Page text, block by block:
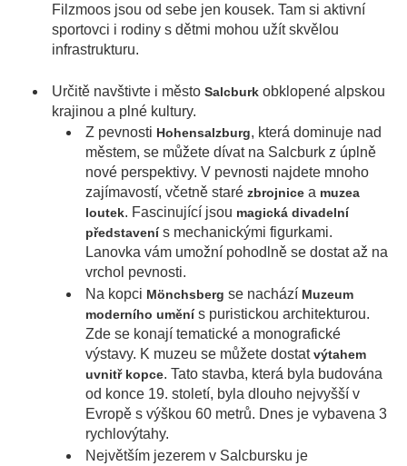
Filzmoos jsou od sebe jen kousek. Tam si aktivní
sportovci i rodiny s dětmi mohou užít skvělou
infrastrukturu.
Určitě navštivte i město Salcburk obklopené alpskou
krajinou a plné kultury.
Z pevnosti Hohensalzburg, která dominuje nad
městem, se můžete dívat na Salcburk z úplně
nové perspektivy. V pevnosti najdete mnoho
zajímavostí, včetně staré zbrojnice a muzea
loutek. Fascinující jsou magická divadelní
představenís mechanickými figurkami.
Lanovka vám umožní pohodlně se dostat až na
vrchol pevnosti.
Na kopci Mönchsberg se nachází Muzeum
moderního uměnís puristickou architekturou.
Zde se konají tematické a monografické
výstavy. K muzeu se můžete dostatvýtahem
uvnitř kopce. Tato stavba, která byla budována
od konce 19. století, byla dlouho nejvyšší v
Evropě s výškou 60 metrů. Dnes je vybavena 3
rychlovýtahy.
Největším jezerem v Salcbursku je